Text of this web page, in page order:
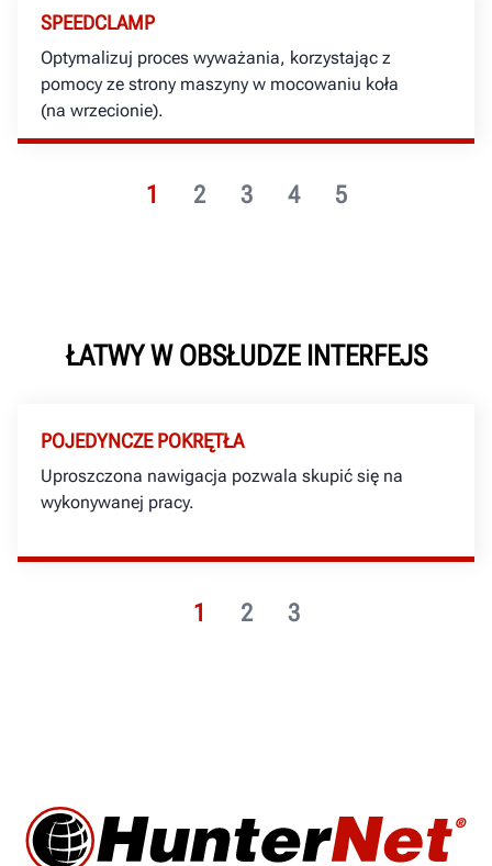
1 2 3 4 5
SPEEDCLAMP
Optymalizuj proces wyważania, korzystając z
pomocy ze strony maszyny w mocowaniu koła
(na wrzecionie).
ŁATWY W OBSŁUDZE INTERFEJS
1 2 3
POJEDYNCZE POKRĘTŁA
Uproszczona nawigacja pozwala skupić się na
wykonywanej pracy.